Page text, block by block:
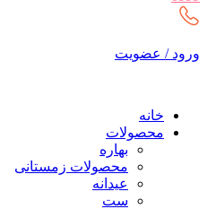
ورود / عضویت
خانه
محصولات
بهاره
محصولات زمستانی
عیدانه
ست